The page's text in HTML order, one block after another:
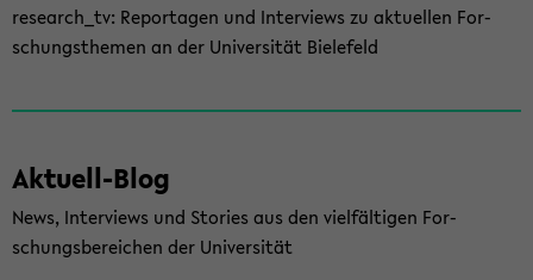
re­se­arch_tv: Re­por­ta­gen und In­ter­views zu ak­tu­el­len For­
schungs­the­men an der Uni­ver­si­tät Bie­le­feld
Aktuell-​Blog
News, In­ter­views und Sto­ries aus den viel­fäl­ti­gen For­
schungs­be­rei­chen der Uni­ver­si­tät